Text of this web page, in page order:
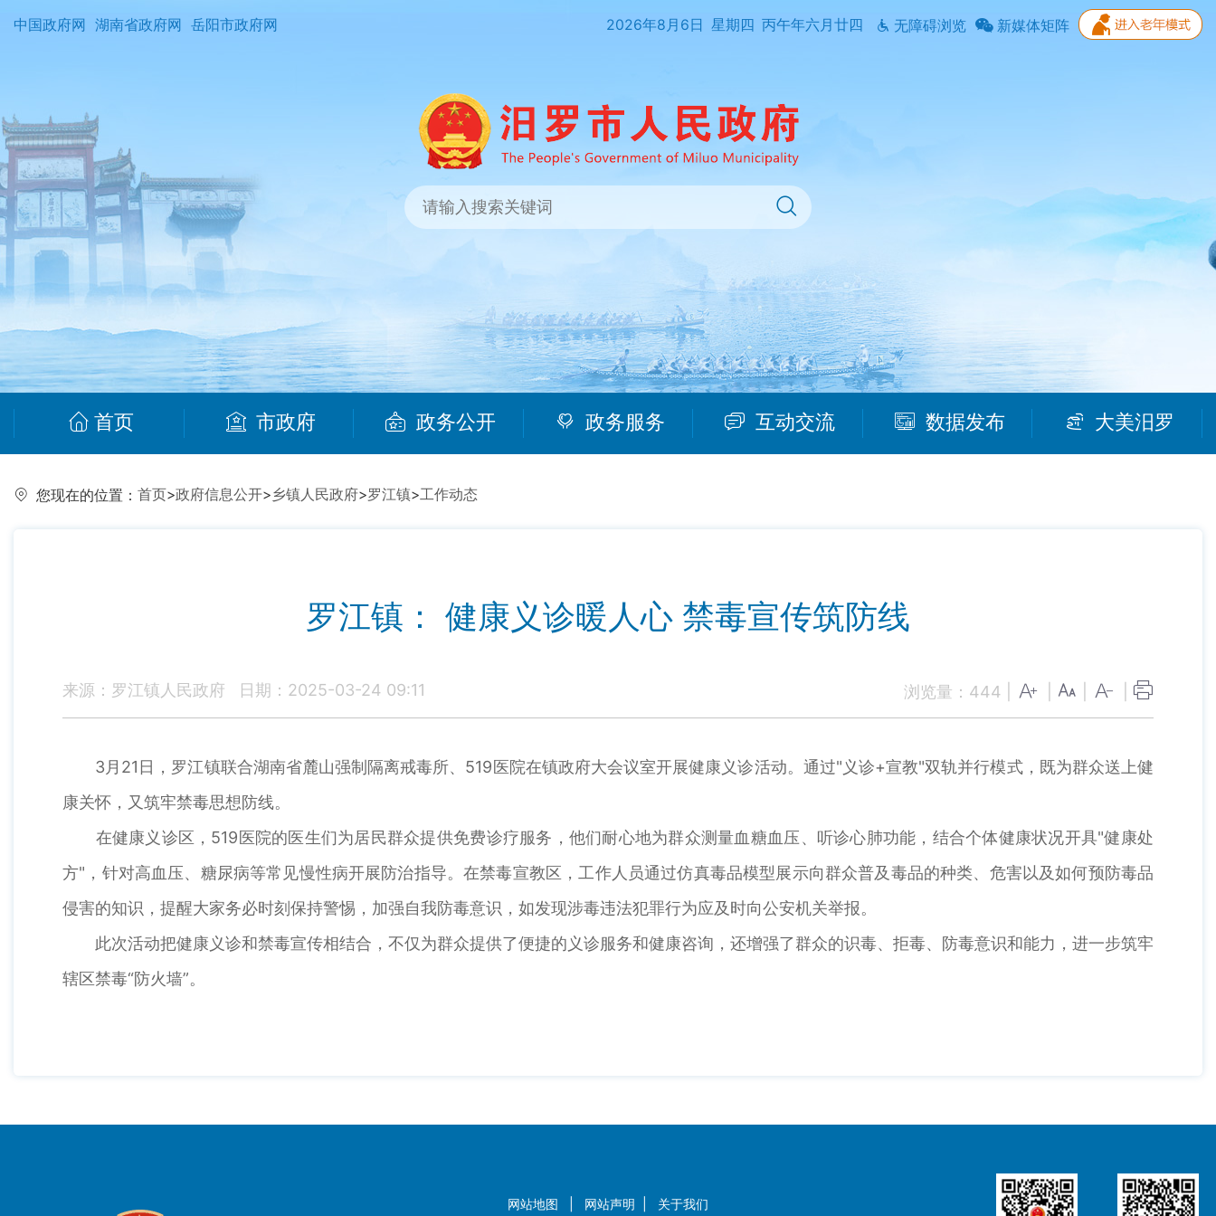
中国政府网 湖南省政府网 岳阳市政府网 2026年8月6日 星期四 丙午年六月廿四 无障碍浏览 新媒体矩阵
首页 市政府 政务公开 政务服务 互动交流 数据发布 大美汨罗
您现在的位置： 首页>政府信息公开>乡镇人民政府>罗江镇>工作动态
罗江镇： 健康义诊暖人心 禁毒宣传筑防线
来源：罗江镇人民政府 日期：2025-03-24 09:11 浏览量： 444
3月21日，罗江镇联合湖南省麓山强制隔离戒毒所、519医院在镇政府大会议室开展健康义诊活动。通过"义诊+宣教"双轨并行模式，既为群众送上健
康关怀，又筑牢禁毒思想防线。
在健康义诊区，519医院的医生们为居民群众提供免费诊疗服务，他们耐心地为群众测量血糖血压、听诊心肺功能，结合个体健康状况开具"健康处
方"，针对高血压、糖尿病等常见慢性病开展防治指导。在禁毒宣教区，工作人员通过仿真毒品模型展示向群众普及毒品的种类、危害以及如何预防毒品
侵害的知识，提醒大家务必时刻保持警惕，加强自我防毒意识，如发现涉毒违法犯罪行为应及时向公安机关举报。
此次活动把健康义诊和禁毒宣传相结合，不仅为群众提供了便捷的义诊服务和健康咨询，还增强了群众的识毒、拒毒、防毒意识和能力，进一步筑牢
辖区禁毒“防火墙”。
网站地图 网站声明 关于我们